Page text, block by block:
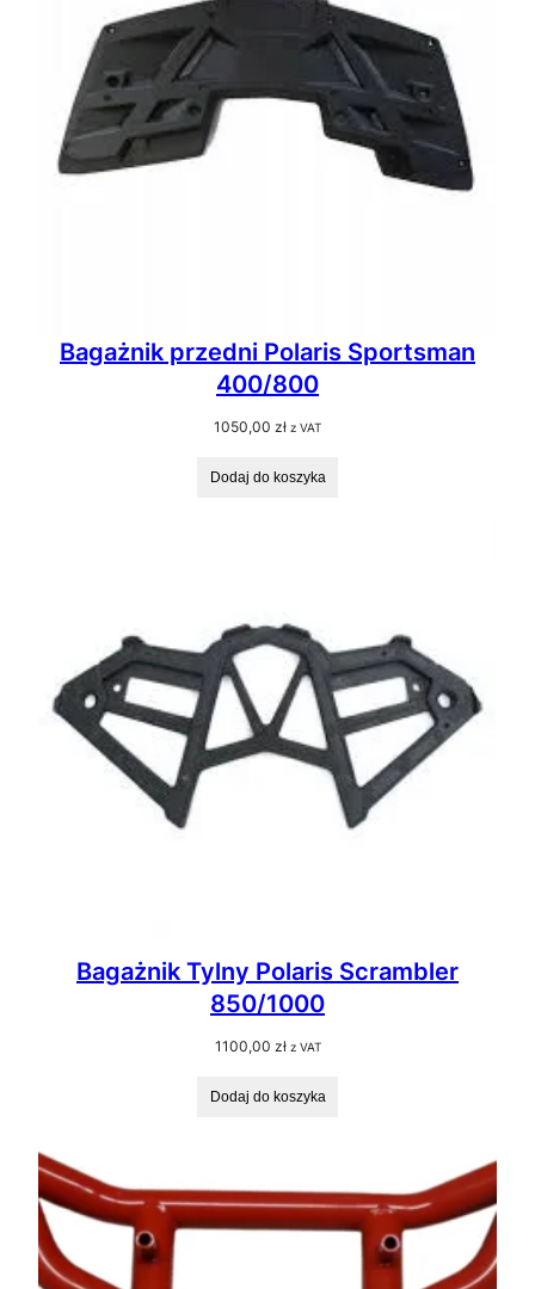
Bagażnik przedni Polaris Sportsman
400/800
1050,00 zł z VAT
Dodaj do koszyka
Bagażnik Tylny Polaris Scrambler
850/1000
1100,00 zł z VAT
Dodaj do koszyka